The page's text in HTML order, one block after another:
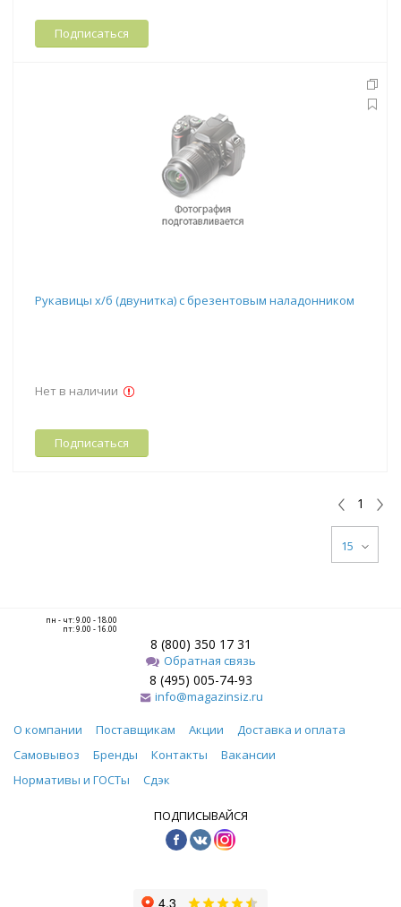
Подписаться
Рукавицы х/б (двунитка) с брезентовым наладонником
Нет в наличии
Подписаться
1
15
пн - чт: 9.00 - 18.00
пт: 9.00 - 16.00
8 (800) 350 17 31
Обратная связь
8 (495) 005-74-93
info@magazinsiz.ru
О компании Поставщикам Акции
Доставка и оплата
Самовывоз
Бренды Контакты
Вакансии
Нормативы и ГОСТы
Сдэк
ПОДПИСЫВАЙСЯ